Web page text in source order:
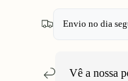
Envio no dia
Vê a nossa